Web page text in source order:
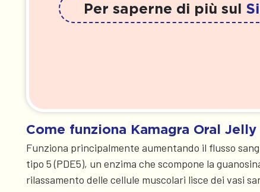
Per saperne di più sul
Come funziona Kamagra Oral Jelly
Funziona principalmente aumentando il flusso
tipo 5 (PDE5), un enzima che scompone la
rilassamento delle cellule muscolari lisce dei vasi